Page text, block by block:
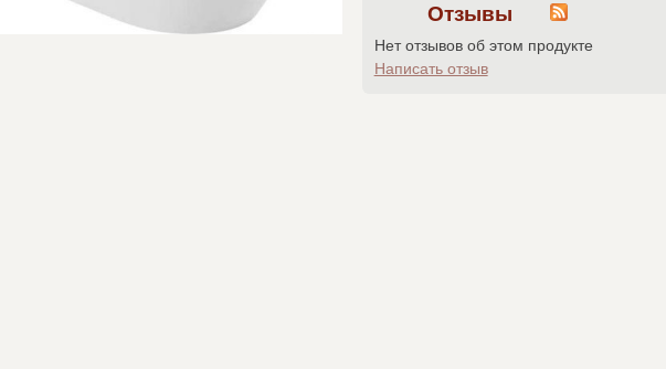
Отзывы
Нет отзывов об этом продукте
Написать отзыв